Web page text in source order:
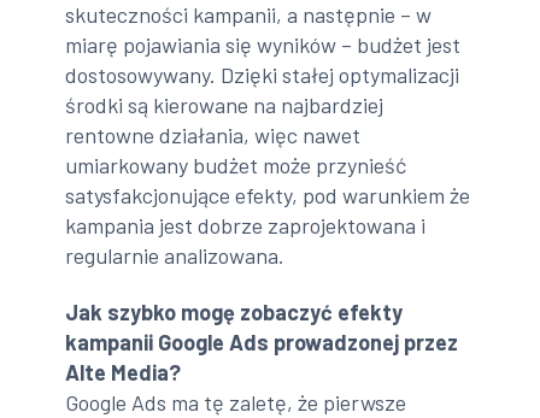
skuteczności kampanii, a następnie – w
miarę pojawiania się wyników – budżet jest
dostosowywany. Dzięki stałej optymalizacji
środki są kierowane na najbardziej
rentowne działania, więc nawet
umiarkowany budżet może przynieść
satysfakcjonujące efekty, pod warunkiem że
kampania jest dobrze zaprojektowana i
regularnie analizowana.
Jak szybko mogę zobaczyć efekty
kampanii Google Ads prowadzonej przez
Alte Media?
Google Ads ma tę zaletę, że pierwsze